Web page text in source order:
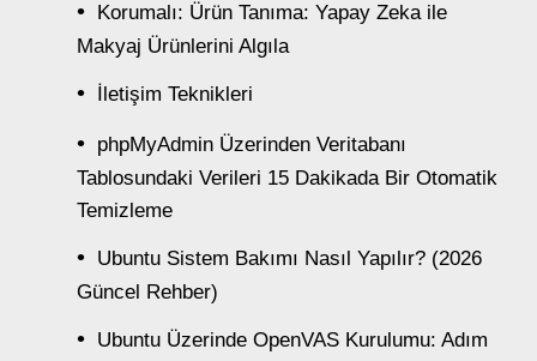
Korumalı: Ürün Tanıma: Yapay Zeka ile
Makyaj Ürünlerini Algıla
İletişim Teknikleri
phpMyAdmin Üzerinden Veritabanı
Tablosundaki Verileri 15 Dakikada Bir Otomatik
Temizleme
Ubuntu Sistem Bakımı Nasıl Yapılır? (2026
Güncel Rehber)
Ubuntu Üzerinde OpenVAS Kurulumu: Adım